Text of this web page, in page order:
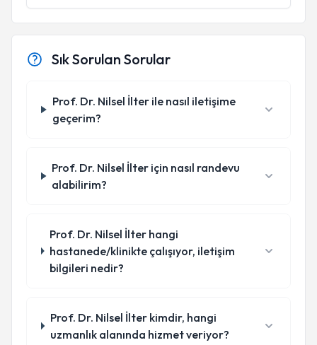
Sık Sorulan Sorular
Prof. Dr. Nilsel İlter ile nasıl iletişime
geçerim?
Prof. Dr. Nilsel İlter için nasıl randevu
alabilirim?
Prof. Dr. Nilsel İlter hangi
hastanede/klinikte çalışıyor, iletişim
bilgileri nedir?
Prof. Dr. Nilsel İlter kimdir, hangi
uzmanlık alanında hizmet veriyor?